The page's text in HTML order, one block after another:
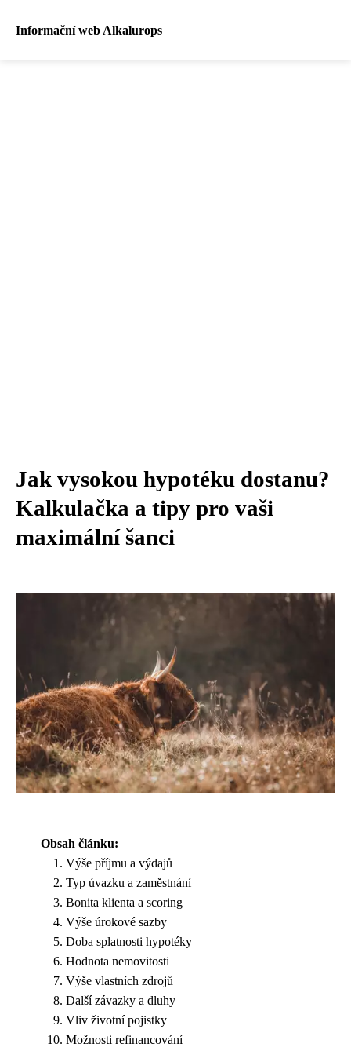
Informační web Alkalurops
Jak vysokou hypotéku dostanu?
Kalkulačka a tipy pro vaši
maximální šanci
Obsah článku:
Výše příjmu a výdajů
Typ úvazku a zaměstnání
Bonita klienta a scoring
Výše úrokové sazby
Doba splatnosti hypotéky
Hodnota nemovitosti
Výše vlastních zdrojů
Další závazky a dluhy
Vliv životní pojistky
Možnosti refinancování